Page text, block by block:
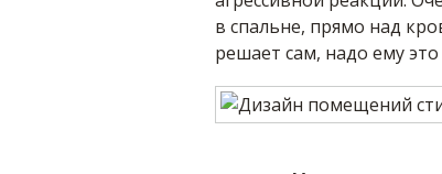
в спальне, прямо над
решает сам, надо ему это